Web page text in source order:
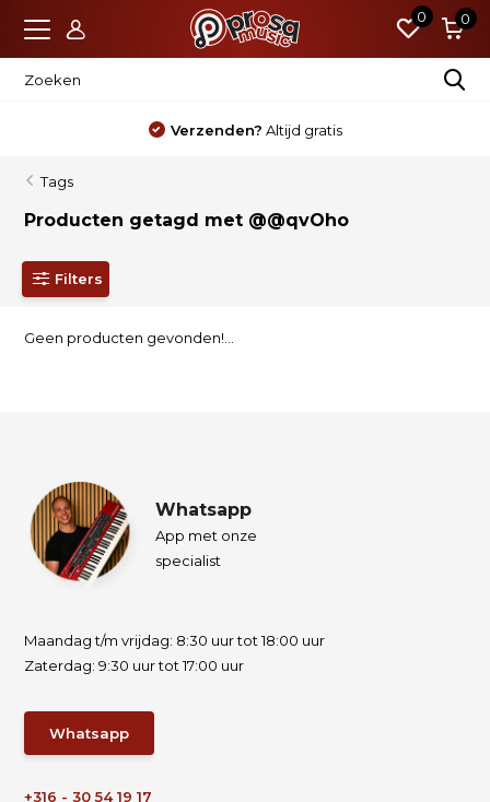
0 0
Verzenden? Altijd gratis
Tags
Producten getagd met @@qvOho
Filters
Geen producten gevonden!...
Whatsapp
App met onze
specialist
Maandag t/m vrijdag: 8:30 uur tot 18:00 uur
Zaterdag: 9:30 uur tot 17:00 uur
Whatsapp
+316 - 30 54 19 17